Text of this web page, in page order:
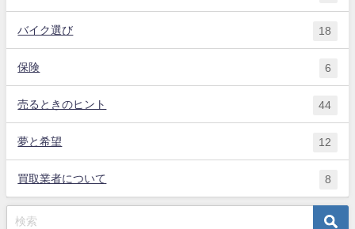
バイク選び 18
保険 6
売るときのヒント 44
夢と希望 12
買取業者について 8